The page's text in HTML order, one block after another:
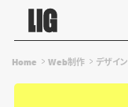
Home Web制作 デザイン